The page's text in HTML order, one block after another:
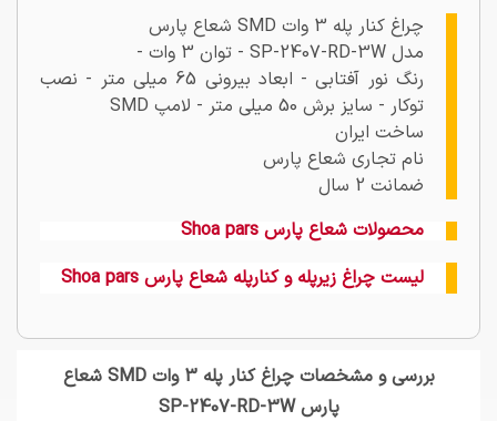
چراغ کنار پله 3 وات SMD شعاع پارس
مدل SP-2407-RD-3W - توان 3 وات -
رنگ نور آفتابی - ابعاد بیرونی 65 میلی متر - نصب
توکار - سایز برش 50 میلی متر - لامپ SMD
ساخت ایران
نام تجاری شعاع پارس
ضمانت 2 سال
محصولات شعاع پارس Shoa pars
لیست چراغ زیرپله و کنارپله شعاع پارس Shoa pars
بررسی و مشخصات چراغ کنار پله 3 وات SMD شعاع
پارس SP-2407-RD-3W